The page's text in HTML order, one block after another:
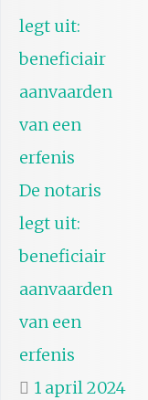
De notaris
legt uit:
beneficiair
aanvaarden
van een
erfenis
1 april 2024